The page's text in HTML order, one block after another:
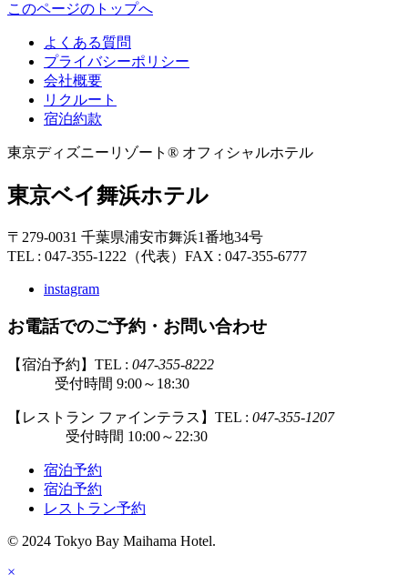
このページのトップへ
よくある質問
プライバシーポリシー
会社概要
リクルート
宿泊約款
東京ディズニーリゾート® オフィシャルホテル
東京ベイ舞浜ホテル
〒279-0031 千葉県浦安市舞浜1番地34号
TEL : 047-355-1222（代表） FAX : 047-355-6777
instagram
お電話でのご予約・お問い合わせ
【宿泊予約】TEL : 047-355-8222
受付時間 9:00～18:30
【レストラン ファインテラス】TEL : 047-355-1207
受付時間 10:00～22:30
宿泊予約
宿泊予約
レストラン予約
© 2024 Tokyo Bay Maihama Hotel.
×